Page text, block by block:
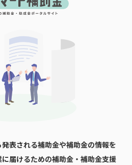
発表される補助金や補助金の情報を
届けるための補助金・補助金支援